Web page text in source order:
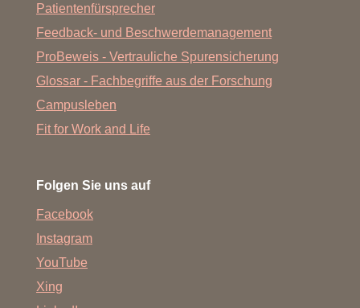
Patientenfürsprecher
Feedback- und Beschwerdemanagement
ProBeweis - Vertrauliche Spurensicherung
Glossar - Fachbegriffe aus der Forschung
Campusleben
Fit for Work and Life
Folgen Sie uns auf
Facebook
Instagram
YouTube
Xing